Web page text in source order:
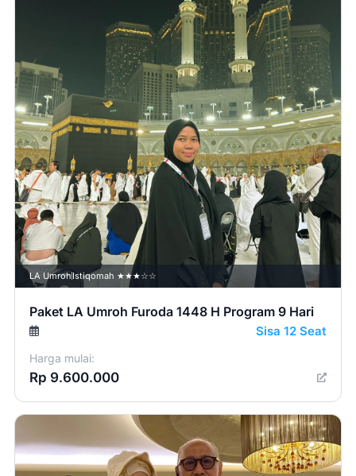
LA UmrohIstiqomah ★★★☆☆
Paket LA Umroh Furoda 1448 H Program 9 Hari
Sisa 12 Seat
Harga mulai:
Rp 9.600.000